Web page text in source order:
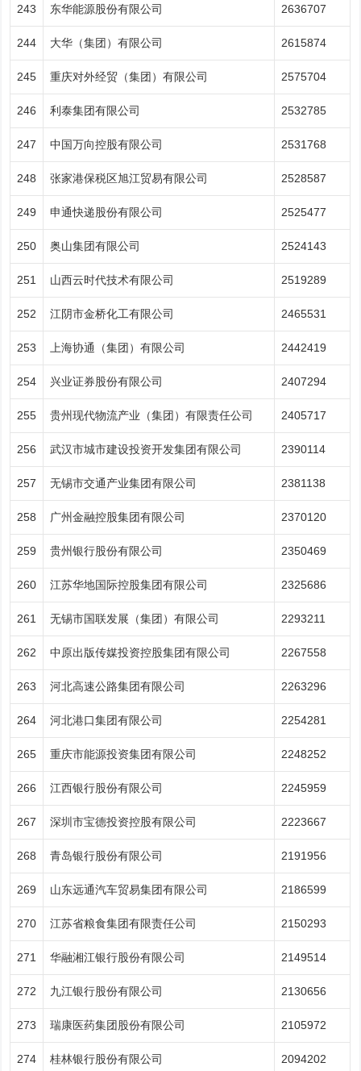
243 东华能源股份有限公司 2636707
244 大华（集团）有限公司 2615874
245 重庆对外经贸（集团）有限公司 2575704
246 利泰集团有限公司 2532785
247 中国万向控股有限公司 2531768
248 张家港保税区旭江贸易有限公司 2528587
249 申通快递股份有限公司 2525477
250 奥山集团有限公司 2524143
251 山西云时代技术有限公司 2519289
252 江阴市金桥化工有限公司 2465531
253 上海协通（集团）有限公司 2442419
254 兴业证券股份有限公司 2407294
255 贵州现代物流产业（集团）有限责任公司 2405717
256 武汉市城市建设投资开发集团有限公司 2390114
257 无锡市交通产业集团有限公司 2381138
258 广州金融控股集团有限公司 2370120
259 贵州银行股份有限公司 2350469
260 江苏华地国际控股集团有限公司 2325686
261 无锡市国联发展（集团）有限公司 2293211
262 中原出版传媒投资控股集团有限公司 2267558
263 河北高速公路集团有限公司 2263296
264 河北港口集团有限公司 2254281
265 重庆市能源投资集团有限公司 2248252
266 江西银行股份有限公司 2245959
267 深圳市宝德投资控股有限公司 2223667
268 青岛银行股份有限公司 2191956
269 山东远通汽车贸易集团有限公司 2186599
270 江苏省粮食集团有限责任公司 2150293
271 华融湘江银行股份有限公司 2149514
272 九江银行股份有限公司 2130656
273 瑞康医药集团股份有限公司 2105972
274 桂林银行股份有限公司 2094202